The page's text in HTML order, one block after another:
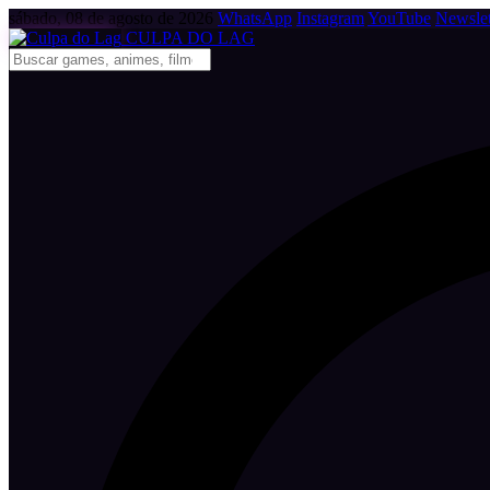
sábado, 08 de agosto de 2026 WhatsApp InstagramYouTube
CULPA DO LAG